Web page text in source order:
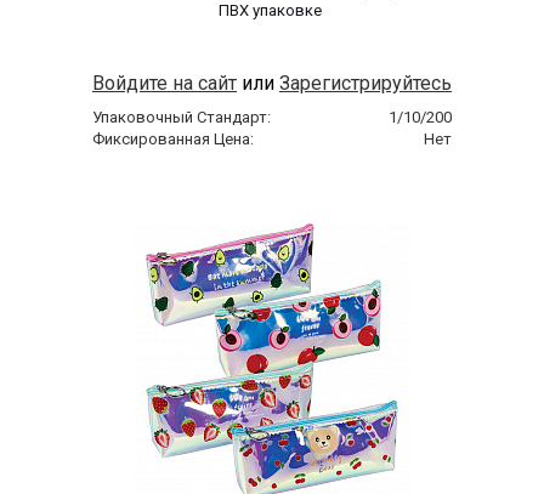
Войдите на сайт или Зарегистрируйтесь
Упаковочный Стандарт:
1/10/200
Фиксированная Цена:
Нет